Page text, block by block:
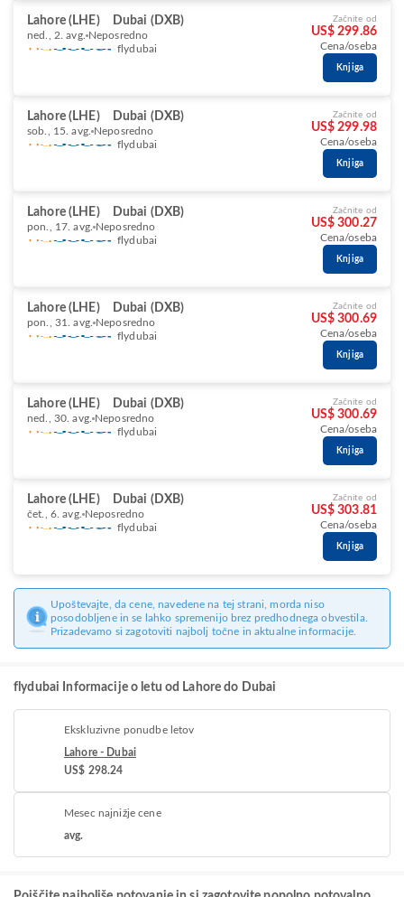
Lahore (LHE) Dubai (DXB)
ned., 2. avg. Neposredno
flydubai
Začnite od
US$ 299.86
Cena/oseba
Knjiga
Lahore (LHE) Dubai (DXB)
sob., 15. avg. Neposredno
flydubai
Začnite od
US$ 299.98
Cena/oseba
Knjiga
Lahore (LHE) Dubai (DXB)
pon., 17. avg. Neposredno
flydubai
Začnite od
US$ 300.27
Cena/oseba
Knjiga
Lahore (LHE) Dubai (DXB)
pon., 31. avg. Neposredno
flydubai
Začnite od
US$ 300.69
Cena/oseba
Knjiga
Lahore (LHE) Dubai (DXB)
ned., 30. avg. Neposredno
flydubai
Začnite od
US$ 300.69
Cena/oseba
Knjiga
Lahore (LHE) Dubai (DXB)
čet., 6. avg. Neposredno
flydubai
Začnite od
US$ 303.81
Cena/oseba
Knjiga
Upoštevajte, da cene, navedene na tej strani, morda niso
posodobljene in se lahko spremenijo brez predhodnega obvestila.
Prizadevamo si zagotoviti najbolj točne in aktualne informacije.
flydubai Informacije o letu od Lahore do Dubai
Ekskluzivne ponudbe letov
Lahore - Dubai
US$ 298.24
Mesec najnižje cene
avg.